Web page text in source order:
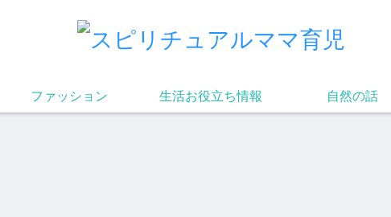
ファッション 生活お役立ち情報 自然の話